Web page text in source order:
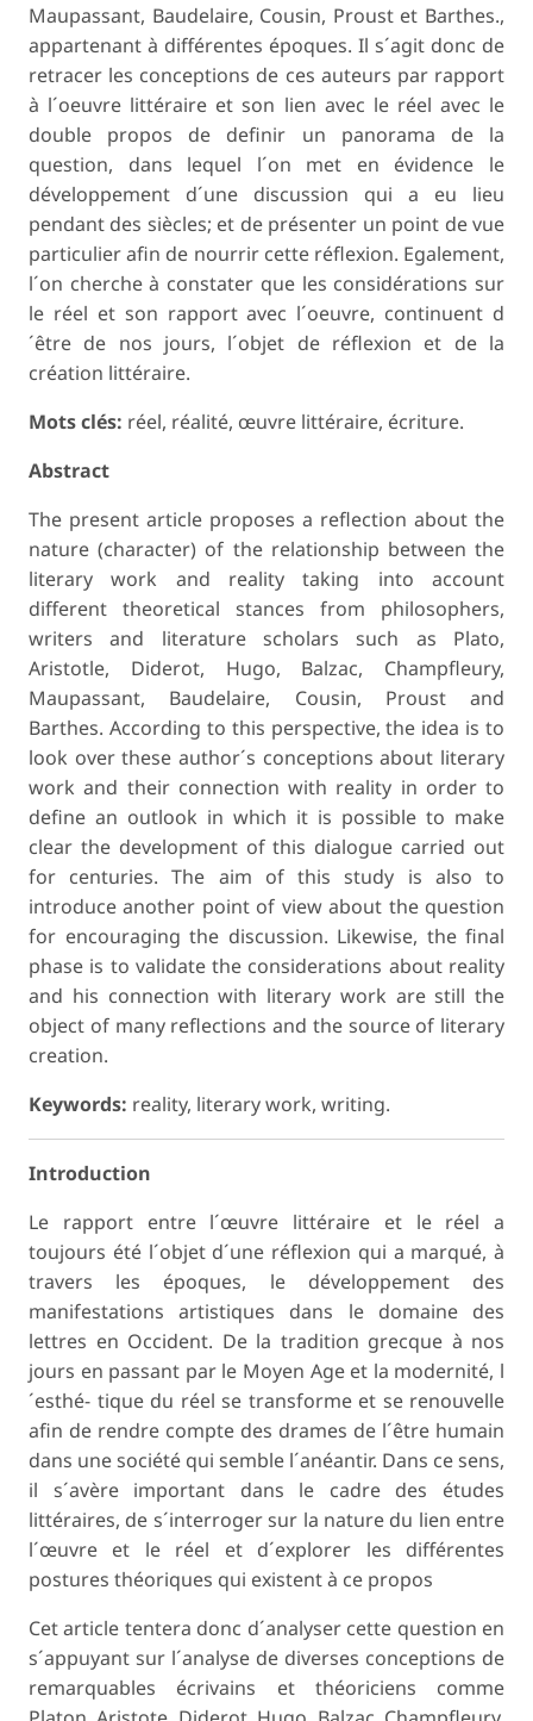
Maupassant, Baudelaire, Cousin, Proust et Barthes.,
appartenant à différentes époques. Il s´agit donc de
retracer les conceptions de ces auteurs par rapport
à l´oeuvre littéraire et son lien avec le réel avec le
double propos de definir un panorama de la
question, dans lequel l´on met en évidence le
développement d´une discussion qui a eu lieu
pendant des siècles; et de présenter un point de vue
particulier afin de nourrir cette réflexion. Egalement,
l´on cherche à constater que les considérations sur
le réel et son rapport avec l´oeuvre, continuent d
´être de nos jours, l´objet de réflexion et de la
création littéraire.
Mots clés: réel, réalité, œuvre littéraire, écriture.
Abstract
The present article proposes a reflection about the
nature (character) of the relationship between the
literary work and reality taking into account
different theoretical stances from philosophers,
writers and literature scholars such as Plato,
Aristotle, Diderot, Hugo, Balzac, Champfleury,
Maupassant, Baudelaire, Cousin, Proust and
Barthes. According to this perspective, the idea is to
look over these author´s conceptions about literary
work and their connection with reality in order to
define an outlook in which it is possible to make
clear the development of this dialogue carried out
for centuries. The aim of this study is also to
introduce another point of view about the question
for encouraging the discussion. Likewise, the final
phase is to validate the considerations about reality
and his connection with literary work are still the
object of many reflections and the source of literary
creation.
Keywords: reality, literary work, writing.
Introduction
Le rapport entre l´œuvre littéraire et le réel a
toujours été l´objet d´une réflexion qui a marqué, à
travers les époques, le développement des
manifestations artistiques dans le domaine des
lettres en Occident. De la tradition grecque à nos
jours en passant par le Moyen Age et la modernité, l
´esthé- tique du réel se transforme et se renouvelle
afin de rendre compte des drames de l´être humain
dans une société qui semble l´anéantir. Dans ce sens,
il s´avère important dans le cadre des études
littéraires, de s´interroger sur la nature du lien entre
l´œuvre et le réel et d´explorer les différentes
postures théoriques qui existent à ce propos
Cet article tentera donc d´analyser cette question en
s´appuyant sur l´analyse de diverses conceptions de
remarquables écrivains et théoriciens comme